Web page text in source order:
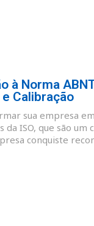
à Norma
Calibração
sua empresa
da ISO, que são
conquiste